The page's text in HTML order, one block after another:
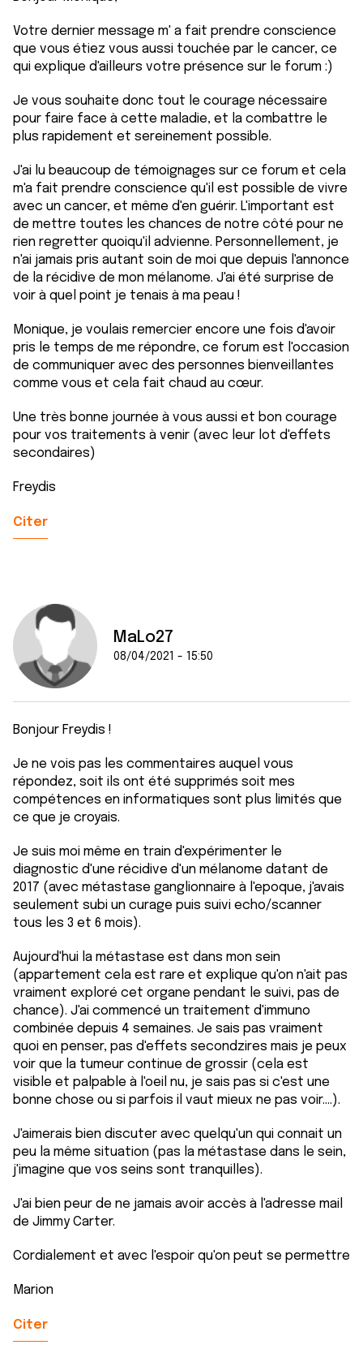
Votre dernier message m' a fait prendre conscience
que vous étiez vous aussi touchée par le cancer, ce
qui explique d'ailleurs votre présence sur le forum :)
Je vous souhaite donc tout le courage nécessaire
pour faire face à cette maladie, et la combattre le
plus rapidement et sereinement possible.
J'ai lu beaucoup de témoignages sur ce forum et cela
m'a fait prendre conscience qu'il est possible de vivre
avec un cancer, et même d'en guérir. L'important est
de mettre toutes les chances de notre côté pour ne
rien regretter quoiqu'il advienne. Personnellement, je
n'ai jamais pris autant soin de moi que depuis l'annonce
de la récidive de mon mélanome. J'ai été surprise de
voir à quel point je tenais à ma peau !
Monique, je voulais remercier encore une fois d'avoir
pris le temps de me répondre, ce forum est l'occasion
de communiquer avec des personnes bienveillantes
comme vous et cela fait chaud au cœur.
Une très bonne journée à vous aussi et bon courage
pour vos traitements à venir (avec leur lot d'effets
secondaires)
Freydis
Citer
MaLo27
08/04/2021 - 15:50
Bonjour Freydis !
Je ne vois pas les commentaires auquel vous
répondez, soit ils ont été supprimés soit mes
compétences en informatiques sont plus limités que
ce que je croyais.
Je suis moi même en train d'expérimenter le
diagnostic d'une récidive d'un mélanome datant de
2017 (avec métastase ganglionnaire à l'epoque, j'avais
seulement subi un curage puis suivi echo/scanner
tous les 3 et 6 mois).
Aujourd'hui la métastase est dans mon sein
(appartement cela est rare et explique qu'on n'ait pas
vraiment exploré cet organe pendant le suivi, pas de
chance). J'ai commencé un traitement d'immuno
combinée depuis 4 semaines. Je sais pas vraiment
quoi en penser, pas d'effets secondzires mais je peux
voir que la tumeur continue de grossir (cela est
visible et palpable à l'oeil nu, je sais pas si c'est une
bonne chose ou si parfois il vaut mieux ne pas voir....).
J'aimerais bien discuter avec quelqu'un qui connait un
peu la même situation (pas la métastase dans le sein,
j'imagine que vos seins sont tranquilles).
J'ai bien peur de ne jamais avoir accès à l'adresse mail
de Jimmy Carter.
Cordialement et avec l'espoir qu'on peut se permettre
Marion
Citer